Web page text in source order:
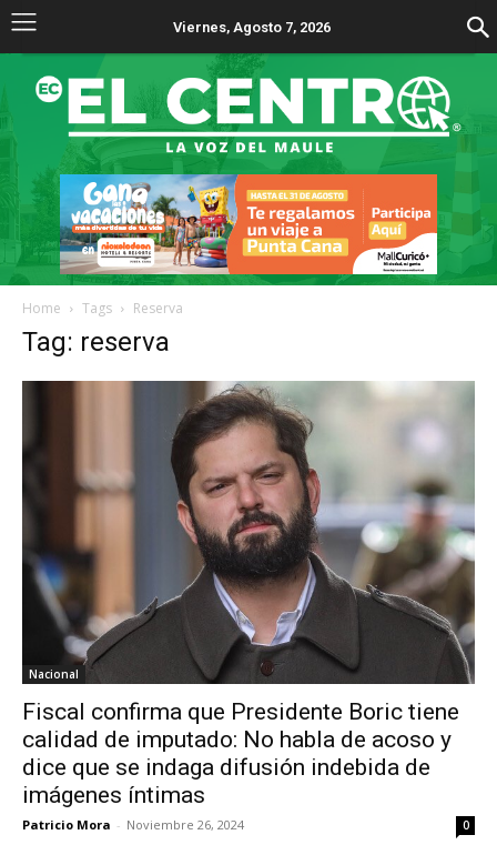
Viernes, Agosto 7, 2026
Home Tags Reserva
Tag: reserva
Nacional
Fiscal confirma que Presidente Boric tiene
calidad de imputado: No habla de acoso y
dice que se indaga difusión indebida de
imágenes íntimas
Patricio Mora - Noviembre 26, 2024 0